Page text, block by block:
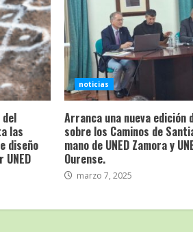
las
diseño
noticias
Arranca una nueva edición
sobre los Caminos de
mano de UNED Zamora y
Ourense.
marzo 7, 2025